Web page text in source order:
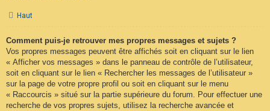
Haut
Comment puis-je retrouver mes propres messages et sujets ?
Vos propres messages peuvent être affichés soit en cliquant sur le lien
« Afficher vos messages » dans le panneau de contrôle de l’utilisateur,
soit en cliquant sur le lien « Rechercher les messages de l’utilisateur »
sur la page de votre propre profil ou soit en cliquant sur le menu
« Raccourcis » situé sur la partie supérieure du forum. Pour effectuer une
recherche de vos propres sujets, utilisez la recherche avancée et